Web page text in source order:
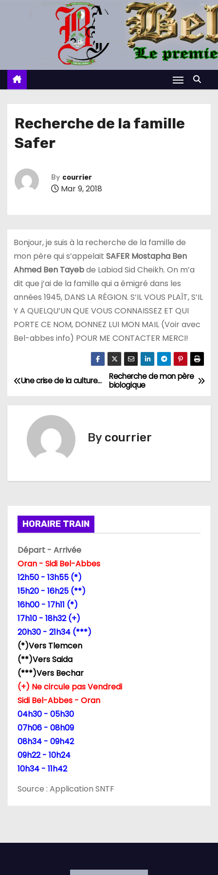
c
Recherche de la famille
Safer
By courrier
Mar 9, 2018
Bonjour, je suis à la recherche de la famille de
mon père qui s’appelait SAFER Mostapha Ben
Ahmed Ben Tayebde Labiod Sid Cheikh. On m’a
dit que j’ai de la famille qui a émigré dans les
années 1945, DANS LA RÉGION. S’IL VOUS PLAÎT, S’IL
Y A QUELQU’UN QUE VOUS CONNAISSEZ ET QUI
PORTE CE NOM, DONNEZ LUI MON MAIL (Voir avec
Bel-abbes info) POUR ME CONTACTER MERCI!
N
a
a
o
n
d
e
a
r
t
c
e
Recherche de mon père
biologique
Une crise de la culture…
By courrier
HORAIRE TRAIN
Départ - Arrivée
Oran - Sidi Bel-Abbes
12h50 - 13h55 (*)
15h20 - 16h25 (**)
16h00 - 17h11 (*)
17h10 - 18h32 (+)
20h30 - 21h34 (***)
(*)Vers Tlemcen
(**)Vers Saida
(***)Vers Bechar
(+) Ne circule pas Vendredi
Sidi Bel-Abbes - Oran
04h30 - 05h30
07h06 - 08h09
08h34 - 09h42
09h22 - 10h24
10h34 - 11h42
Source : Application SNTF